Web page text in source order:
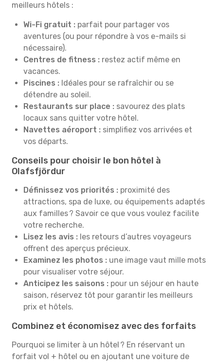
meilleurs hôtels :
Wi-Fi gratuit : parfait pour partager vos
aventures (ou pour répondre à vos e-mails si
nécessaire).
Centres de fitness : restez actif même en
vacances.
Piscines : Idéales pour se rafraîchir ou se
détendre au soleil.
Restaurants sur place : savourez des plats
locaux sans quitter votre hôtel.
Navettes aéroport : simplifiez vos arrivées et
vos départs.
Conseils pour choisir le bon hôtel à
Olafsfjördur
Définissez vos priorités : proximité des
attractions, spa de luxe, ou équipements adaptés
aux familles ? Savoir ce que vous voulez facilite
votre recherche.
Lisez les avis : les retours d’autres voyageurs
offrent des aperçus précieux.
Examinez les photos : une image vaut mille mots
pour visualiser votre séjour.
Anticipez les saisons : pour un séjour en haute
saison, réservez tôt pour garantir les meilleurs
prix et hôtels.
Combinez et économisez avec des forfaits
Pourquoi se limiter à un hôtel ? En réservant un
forfait vol + hôtel ou en ajoutant une voiture de